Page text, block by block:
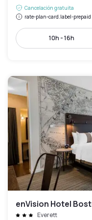
Cancelación gratuita
rate-plan-card.label-prepaid
10h - 16h
enVision Hotel
Everett